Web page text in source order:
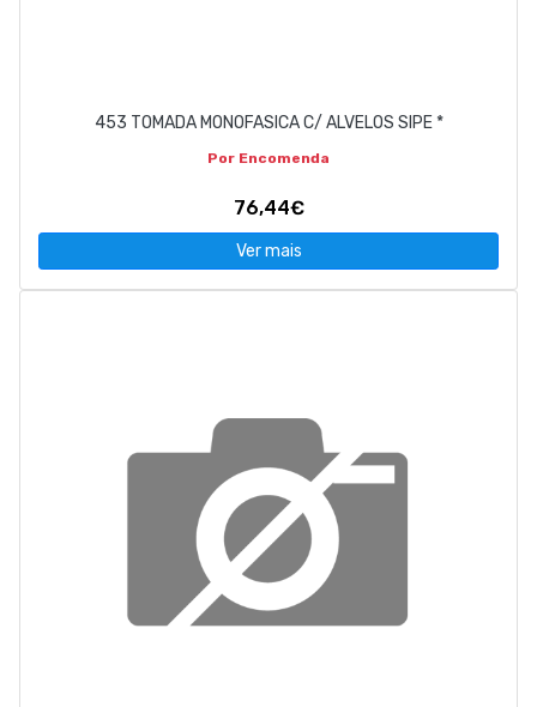
453 TOMADA MONOFASICA C/ ALVELOS SIPE *
Por Encomenda
76,44€
Ver mais